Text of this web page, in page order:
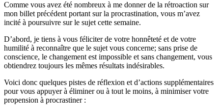
Comme vous avez été nombreux à me donner de la rétroaction sur
mon billet précédent portant sur la procrastination, vous m’avez
incité à poursuivre sur le sujet cette semaine.
D’abord, je tiens à vous féliciter de votre honnêteté et de votre
humilité à reconnaître que le sujet vous concerne; sans prise de
conscience, le changement est impossible et sans changement, vous
obtiendrez toujours les mêmes résultats indésirables.
Voici donc quelques pistes de réflexion et d’actions supplémentaires
pour vous appuyer à éliminer ou à tout le moins, à minimiser votre
propension à procrastiner :